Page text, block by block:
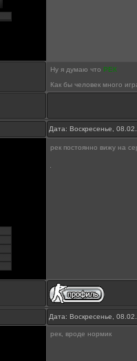
Ну я думаю что РЕК
Как бы человек много
Дата: Воскресенье,
рек постоянно вижу на
Дата: Воскресенье,
рек, вроде нормик